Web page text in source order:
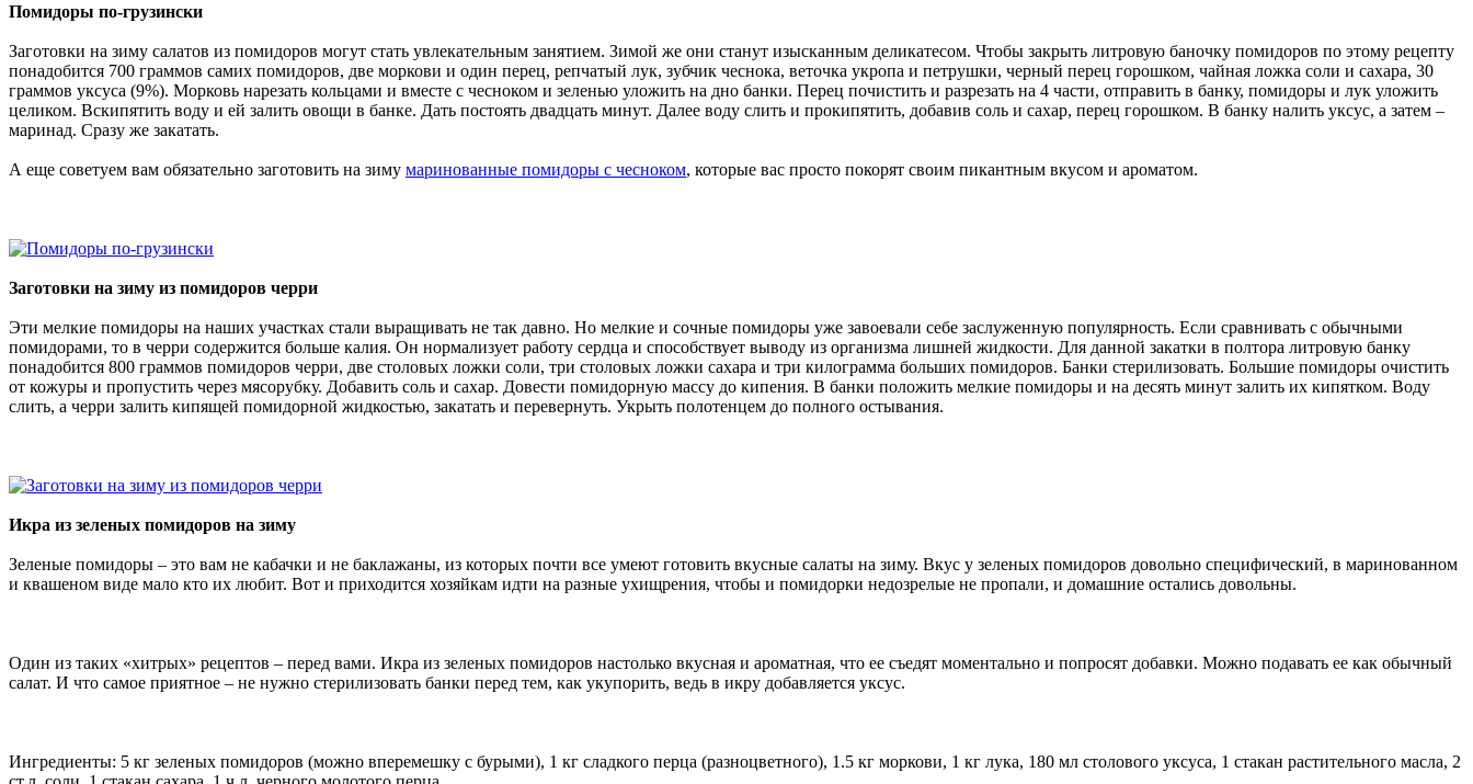
Помидоры по-грузински
Заготовки на зиму салатов из помидоров могут стать увлекательным занятием. Зимой же они станут изысканным деликатесом. Чтобы закрыть литровую баночку помидоров по этому рецепту
понадобится 700 граммов самих помидоров, две моркови и один перец, репчатый лук, зубчик чеснока, веточка укропа и петрушки, черный перец горошком, чайная ложка соли и сахара, 30
граммов уксуса (9%). Морковь нарезать кольцами и вместе с чесноком и зеленью уложить на дно банки. Перец почистить и разрезать на 4 части, отправить в банку, помидоры и лук уложить
целиком. Вскипятить воду и ей залить овощи в банке. Дать постоять двадцать минут. Далее воду слить и прокипятить, добавив соль и сахар, перец горошком. В банку налить уксус, а затем –
маринад. Сразу же закатать.
А еще советуем вам обязательно заготовить на зиму маринованные помидоры с чесноком, которые вас просто покорят своим пикантным вкусом и ароматом.
Заготовки на зиму из помидоров черри
Эти мелкие помидоры на наших участках стали выращивать не так давно. Но мелкие и сочные помидоры уже завоевали себе заслуженную популярность. Если сравнивать с обычными
помидорами, то в черри содержится больше калия. Он нормализует работу сердца и способствует выводу из организма лишней жидкости. Для данной закатки в полтора литровую банку
понадобится 800 граммов помидоров черри, две столовых ложки соли, три столовых ложки сахара и три килограмма больших помидоров. Банки стерилизовать. Большие помидоры очистить
от кожуры и пропустить через мясорубку. Добавить соль и сахар. Довести помидорную массу до кипения. В банки положить мелкие помидоры и на десять минут залить их кипятком. Воду
слить, а черри залить кипящей помидорной жидкостью, закатать и перевернуть. Укрыть полотенцем до полного остывания.
Икра из зеленых помидоров на зиму
Зеленые помидоры – это вам не кабачки и не баклажаны, из которых почти все умеют готовить вкусные салаты на зиму. Вкус у зеленых помидоров довольно специфический, в маринованном
и квашеном виде мало кто их любит. Вот и приходится хозяйкам идти на разные ухищрения, чтобы и помидорки недозрелые не пропали, и домашние остались довольны.
Один из таких «хитрых» рецептов – перед вами. Икра из зеленых помидоров настолько вкусная и ароматная, что ее съедят моментально и попросят добавки. Можно подавать ее как обычный
салат. И что самое приятное – не нужно стерилизовать банки перед тем, как укупорить, ведь в икру добавляется уксус.
Ингредиенты: 5 кг зеленых помидоров (можно вперемешку с бурыми), 1 кг сладкого перца (разноцветного), 1.5 кг моркови, 1 кг лука, 180 мл столового уксуса, 1 стакан растительного масла, 2